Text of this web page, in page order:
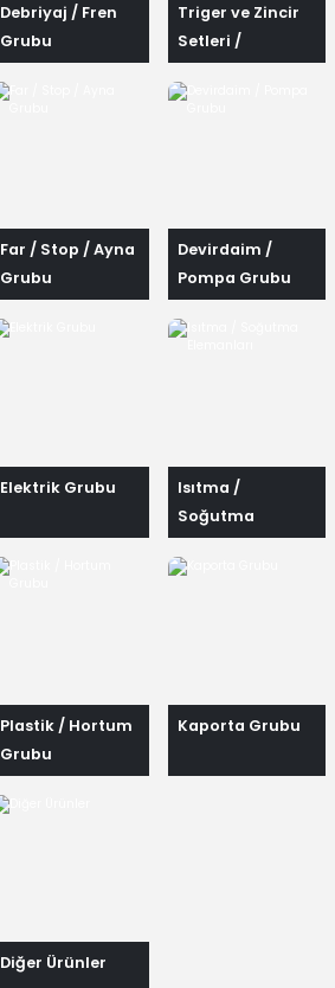
Debriyaj / Fren
Grubu
Triger ve Zincir
Setleri /
Rulmanlar ve
Kayışlar
Far / Stop / Ayna
Grubu
Devirdaim /
Pompa Grubu
Elektrik Grubu
Isıtma /
Soğutma
Elemanları
Plastik / Hortum
Grubu
Kaporta Grubu
Diğer Ürünler